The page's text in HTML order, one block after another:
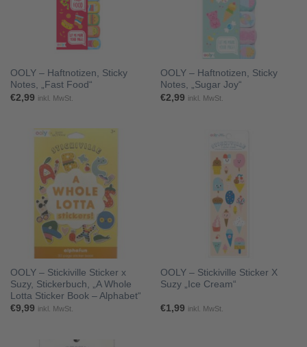
OOLY – Haftnotizen, Sticky
Notes, „Fast Food“
€2,99 inkl. MwSt.
OOLY – Haftnotizen, Sticky
Notes, „Sugar Joy“
€2,99 inkl. MwSt.
OOLY – Stickiville Sticker x
Suzy, Stickerbuch, „A Whole
Lotta Sticker Book – Alphabet“
€9,99 inkl. MwSt.
OOLY – Stickiville Sticker X
Suzy „Ice Cream“
€1,99 inkl. MwSt.